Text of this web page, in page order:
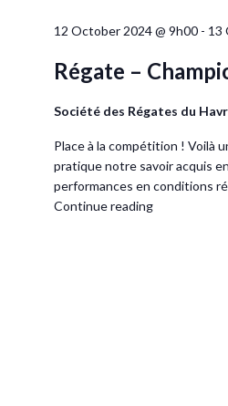
12 October 2024 @ 9h00- 13
Régate –
Société des Régates du
Place à la compétition ! Voilà
pratique notre savoir acquis
performances en conditions
Continue reading